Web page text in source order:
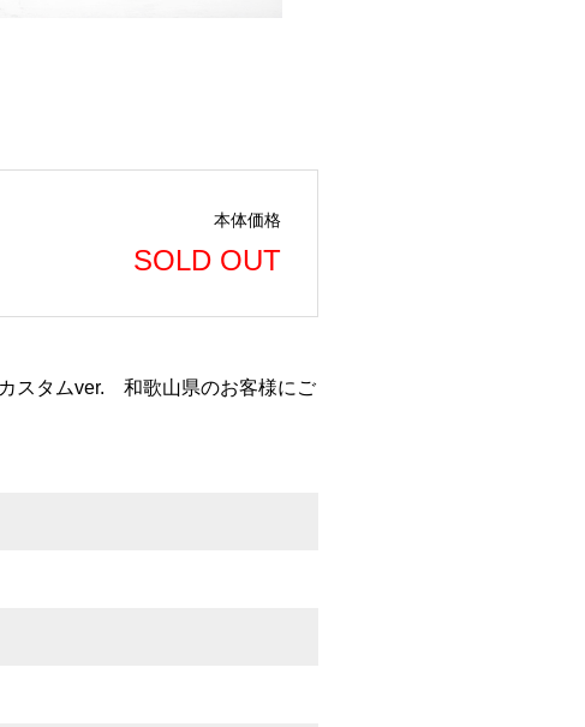
本体価格
SOLD OUT
スタムver. 和歌山県のお客様にご